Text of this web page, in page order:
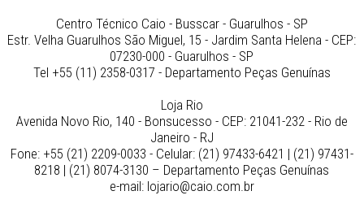
Centro Técnico Caio - Busscar - Guarulhos - SP
Estr. Velha Guarulhos São Miguel, 15 - Jardim Santa Helena - CEP:
07230-000 - Guarulhos - SP
Tel +55 (11) 2358-0317 - Departamento Peças Genuínas
Loja Rio
Avenida Novo Rio, 140 - Bonsucesso - CEP: 21041-232 - Rio de
Janeiro - RJ
Fone: +55 (21) 2209-0033 - Celular: (21) 97433-6421 | (21) 97431-
8218 | (21) 8074-3130 – Departamento Peças Genuínas
e-mail: lojario@caio.com.br